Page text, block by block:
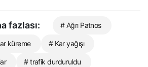
fazlası: # Ağrı Patnos
küreme # Kar yağışı
# trafik durduruldu